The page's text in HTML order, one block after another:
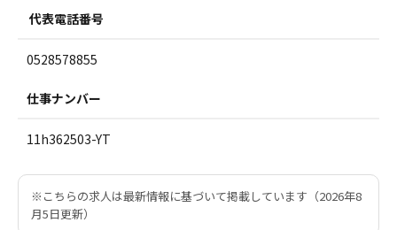
代表電話番号
0528578855
仕事ナンバー
11h362503-YT
※こちらの求人は最新情報に基づいて掲載しています（2026年8
月5日更新）